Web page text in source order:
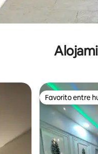
Favorito entre
Favorito entre